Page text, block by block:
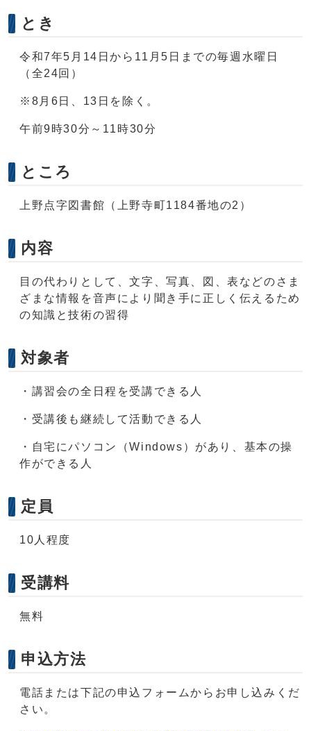
とき
令和7年5月14日から11月5日までの毎週水曜日
（全24回）
※8月6日、13日を除く。
午前9時30分～11時30分
ところ
上野点字図書館（上野寺町1184番地の2）
内容
目の代わりとして、文字、写真、図、表などのさま
ざまな情報を音声により聞き手に正しく伝えるため
の知識と技術の習得
対象者
・講習会の全日程を受講できる人
・受講後も継続して活動できる人
・自宅にパソコン（Windows）があり、基本の操
作ができる人
定員
10人程度
受講料
無料
申込方法
電話または下記の申込フォームからお申し込みくだ
さい。